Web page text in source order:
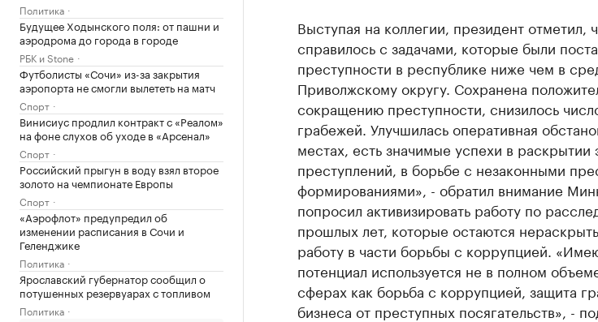
Политика
Будущее Ходынского поля: от пашни и
аэродрома до города в городе
РБК и Stone
Футболисты «Сочи» из-за закрытия
аэропорта не смогли вылететь на матч
Спорт
Винисиус продлил контракт с «Реалом»
на фоне слухов об уходе в «Арсенал»
Спорт
Российский прыгун в воду взял второе
золото на чемпионате Европы
Спорт
«Аэрофлот» предупредил об
изменении расписания в Сочи и
Геленджике
Политика
Ярославский губернатор сообщил о
потушенных резервуарах с топливом
Политика
Выступая на коллегии, президент отметил,
справилось с задачами, которые были
преступности в республике ниже чем в
Приволжскому округу. Сохранена
сокращению преступности, снизилось
грабежей. Улучшилась оперативная
местах, есть значимые успехи в
преступлений, в борьбе с незаконными
формированиями», - обратил внимание
попросил активизировать работу по
прошлых лет, которые остаются
работу в части борьбы с коррупцией.
потенциал используется не в полном
сферах как борьба с коррупцией, защита
бизнеса от преступных посягательств», -